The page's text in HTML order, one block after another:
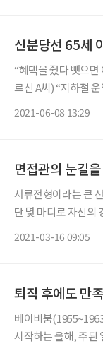
신분당선 65세
“혜택을 줬다 뺏으면
르신 A씨) “지하철 운임 유료화, 득보다 실이 더 클 것이다.” (70세 어르신 B씨) 서울 강남과 경
2021-06-08 13:29
면접관의 눈길
서류전형이라는 큰
단 몇 마디로 자신의
2021-03-16 09:05
퇴직 후에도 만
베이비붐
시작하는 올해, 주된